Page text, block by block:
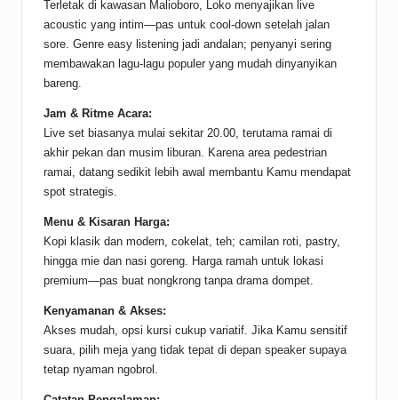
Terletak di kawasan Malioboro, Loko menyajikan live
acoustic yang intim—pas untuk cool-down setelah jalan
sore. Genre easy listening jadi andalan; penyanyi sering
membawakan lagu-lagu populer yang mudah dinyanyikan
bareng.
Jam & Ritme Acara:
Live set biasanya mulai sekitar 20.00, terutama ramai di
akhir pekan dan musim liburan. Karena area pedestrian
ramai, datang sedikit lebih awal membantu Kamu mendapat
spot strategis.
Menu & Kisaran Harga:
Kopi klasik dan modern, cokelat, teh; camilan roti, pastry,
hingga mie dan nasi goreng. Harga ramah untuk lokasi
premium—pas buat nongkrong tanpa drama dompet.
Kenyamanan & Akses:
Akses mudah, opsi kursi cukup variatif. Jika Kamu sensitif
suara, pilih meja yang tidak tepat di depan speaker supaya
tetap nyaman ngobrol.